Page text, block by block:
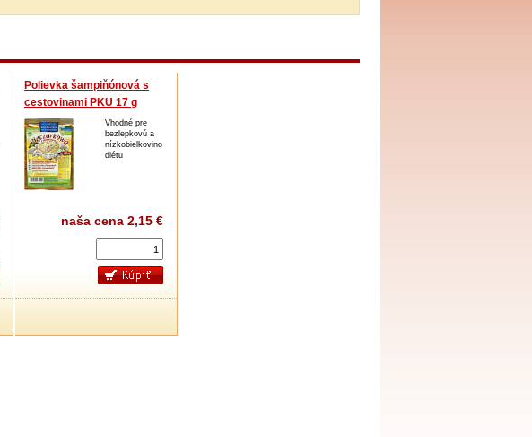
Polievka šampiňónová s
cestovinami PKU 17 g
Vhodné pre
bezlepkovú a
nízkobielkovino
diétu
naša cena 2,15 €